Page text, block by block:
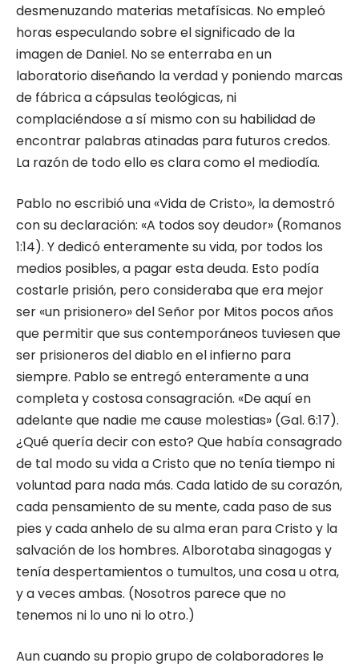
desmenuzando materias metafísicas. No empleó
horas especulando sobre el significado de la
imagen de Daniel. No se enterraba en un
laboratorio diseñando la verdad y poniendo marcas
de fábrica a cápsulas teológicas, ni
complaciéndose a sí mismo con su habilidad de
encontrar palabras atinadas para futuros credos.
La razón de todo ello es clara como el mediodía.
Pablo no escribió una «Vida de Cristo», la demostró
con su declaración: «A todos soy deudor» (Romanos
1:14). Y dedicó enteramente su vida, por todos los
medios posibles, a pagar esta deuda. Esto podía
costarle prisión, pero consideraba que era mejor
ser «un prisionero» del Señor por Mitos pocos años
que permitir que sus contemporáneos tuviesen que
ser prisioneros del diablo en el infierno para
siempre. Pablo se entregó enteramente a una
completa y costosa consagración. «De aquí en
adelante que nadie me cause molestias» (Gal. 6:17).
¿Qué quería decir con esto? Que había consagrado
de tal modo su vida a Cristo que no tenía tiempo ni
voluntad para nada más. Cada latido de su corazón,
cada pensamiento de su mente, cada paso de sus
pies y cada anhelo de su alma eran para Cristo y la
salvación de los hombres. Alborotaba sinagogas y
tenía despertamientos o tumultos, una cosa u otra,
y a veces ambas. (Nosotros parece que no
tenemos ni lo uno ni lo otro.)
Aun cuando su propio grupo de colaboradores le